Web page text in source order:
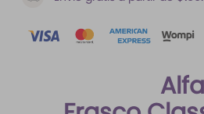
Alfa
mantequilla
6.
feromonas